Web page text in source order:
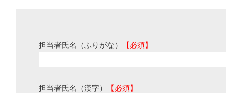
担当者氏名（ふりがな） 【必須】
担当者氏名（漢字） 【必須】